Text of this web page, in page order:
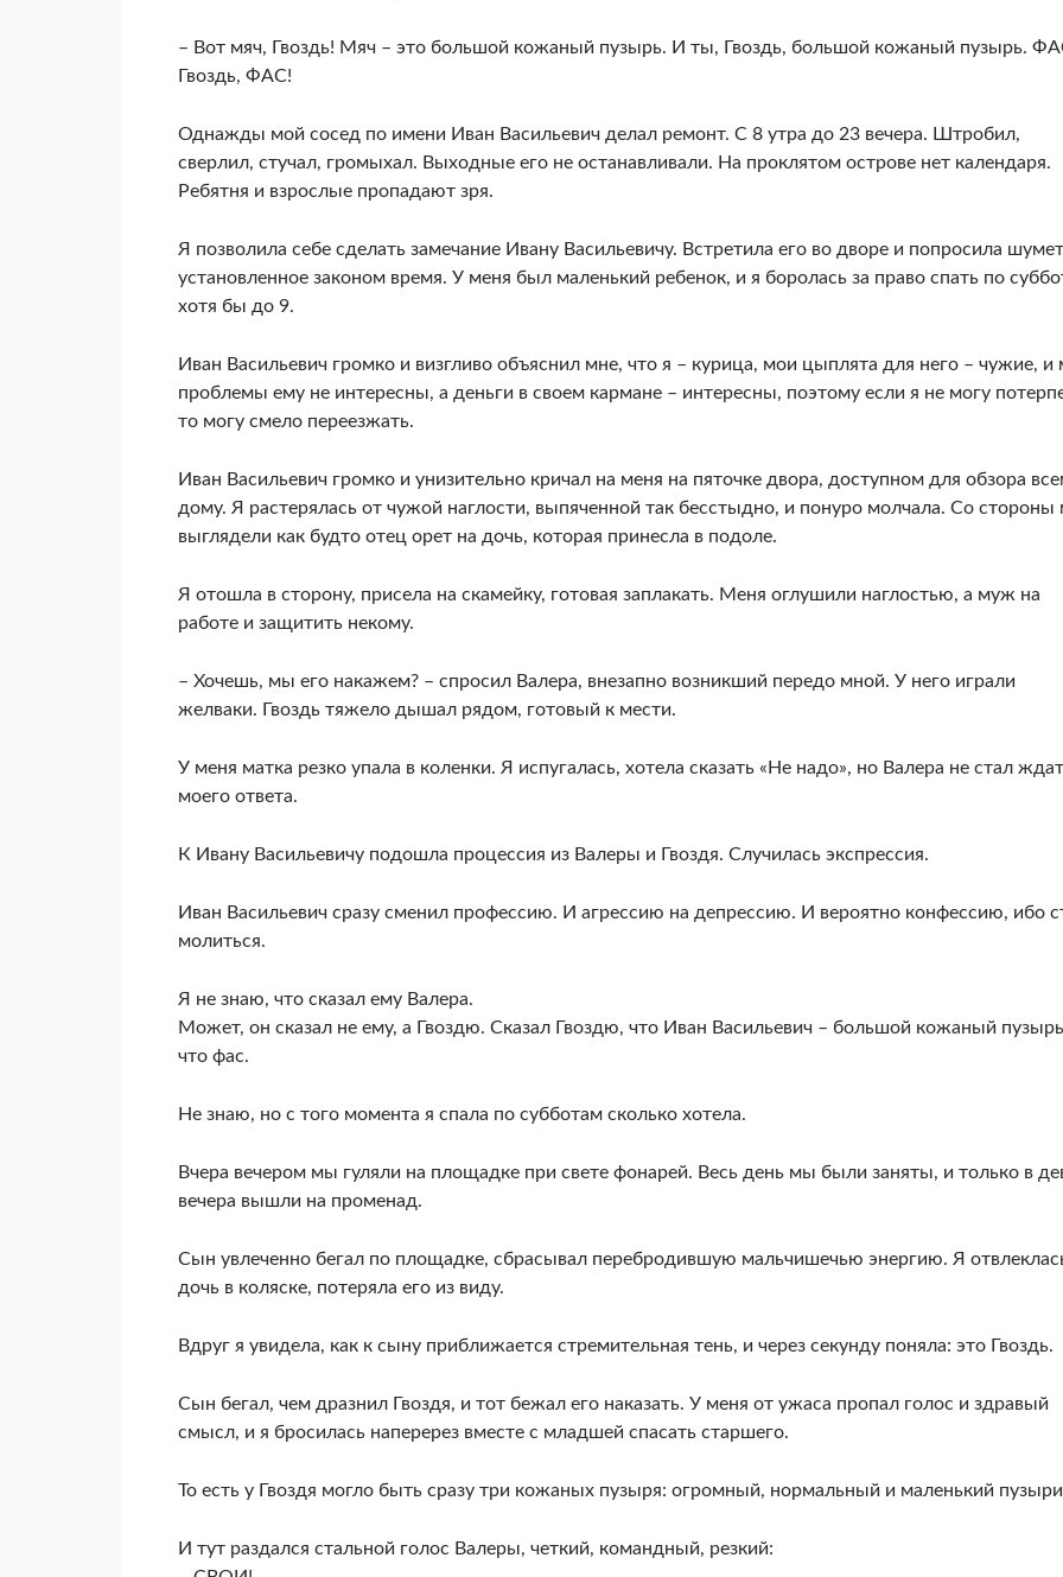
– Вот мяч, Гвоздь! Мяч – это большой кожаный пузырь. И ты, Гвоздь, большой кожаный пузырь.
Гвоздь, ФАС!
Однажды мой сосед по имени Иван Васильевич делал ремонт. С 8 утра до 23 вечера. Штробил,
сверлил, стучал, громыхал. Выходные его не останавливали. На проклятом острове нет календаря.
Ребятня и взрослые пропадают зря.
Я позволила себе сделать замечание Ивану Васильевичу. Встретила его во дворе и попросила
установленное законом время. У меня был маленький ребенок, и я боролась за право спать по
хотя бы до 9.
Иван Васильевич громко и визгливо объяснил мне, что я – курица, мои цыплята для него – чужие, и
проблемы ему не интересны, а деньги в своем кармане – интересны, поэтому если я не могу
то могу смело переезжать.
Иван Васильевич громко и унизительно кричал на меня на пяточке двора, доступном для обзора
дому. Я растерялась от чужой наглости, выпяченной так бесстыдно, и понуро молчала. Со стороны
выглядели как будто отец орет на дочь, которая принесла в подоле.
Я отошла в сторону, присела на скамейку, готовая заплакать. Меня оглушили наглостью, а муж на
работе и защитить некому.
– Хочешь, мы его накажем? – спросил Валера, внезапно возникший передо мной. У него играли
желваки. Гвоздь тяжело дышал рядом, готовый к мести.
У меня матка резко упала в коленки. Я испугалась, хотела сказать «Не надо», но Валера не стал
моего ответа.
К Ивану Васильевичу подошла процессия из Валеры и Гвоздя. Случилась экспрессия.
Иван Васильевич сразу сменил профессию. И агрессию на депрессию. И вероятно конфессию, ибо
молиться.
Я не знаю, что сказал ему Валера.
Может, он сказал не ему, а Гвоздю. Сказал Гвоздю, что Иван Васильевич – большой кожаный
что фас.
Не знаю, но с того момента я спала по субботам сколько хотела.
Вчера вечером мы гуляли на площадке при свете фонарей. Весь день мы были заняты, и только в
вечера вышли на променад.
Сын увлеченно бегал по площадке, сбрасывал перебродившую мальчишечью энергию. Я
дочь в коляске, потеряла его из виду.
Вдруг я увидела, как к сыну приближается стремительная тень, и через секунду поняла: это Гвоздь.
Сын бегал, чем дразнил Гвоздя, и тот бежал его наказать. У меня от ужаса пропал голос и здравый
смысл, и я бросилась наперерез вместе с младшей спасать старшего.
То есть у Гвоздя могло быть сразу три кожаных пузыря: огромный, нормальный и маленький
И тут раздался стальной голос Валеры, четкий, командный, резкий: